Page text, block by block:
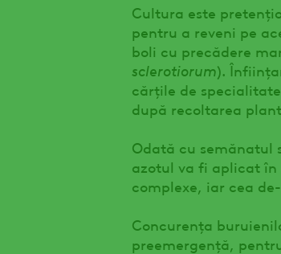
Cultura este
pentru a reveni pe
boli cu precădere
sclerotiorum).
cărțile de
după recoltarea
Odată cu semănatul
azotul va fi aplicat
complexe, iar cea
Concurența
preemergență,